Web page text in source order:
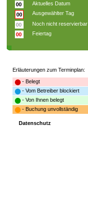
00
Aktuelles Datum
00
Ausgewählter Tag
00
Noch nicht reservierbar
00
Feiertag
Erläuterungen zum Terminplan:
- Belegt
- Vom Betreiber blockiert
- Von Ihnen belegt
- Buchung unvollständig
Datenschutz